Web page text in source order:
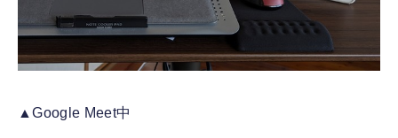
▲Google Meet中